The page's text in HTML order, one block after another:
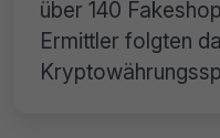
über 140
Ermittler folgten